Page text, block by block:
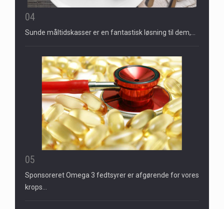
04
Sunde måltidskasser er en fantastisk løsning til dem,…
05
Sponsoreret Omega 3 fedtsyrer er afgørende for vores
krops…